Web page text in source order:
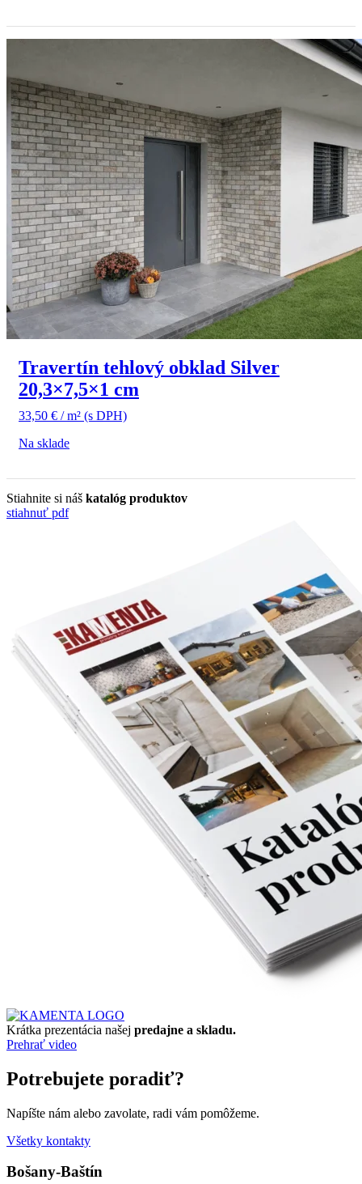
Travertín tehlový obklad Silver
20,3×7,5×1 cm
33,50 € / m² (s DPH)
Na sklade
Stiahnite si náš katalóg produktov
stiahnuť pdf
Krátka prezentácia našej predajne a skladu.
Prehrať video
Potrebujete poradiť?
Napíšte nám alebo zavolate, radi vám pomôžeme.
Všetky kontakty
Bošany-Baštín